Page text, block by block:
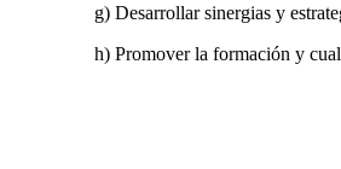
g) Desarrollar sinergias y
h) Promover la formación y